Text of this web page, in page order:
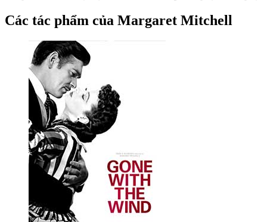
Các tác phẩm của Margaret Mitchell